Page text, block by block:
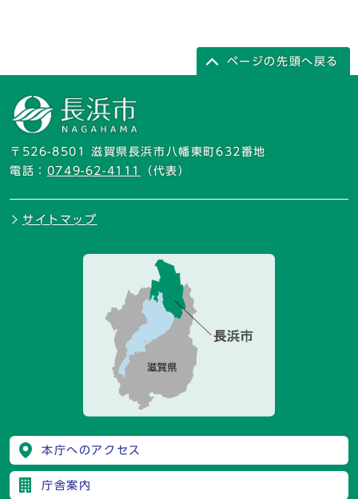
ページの先頭へ戻る
〒526-8501 滋賀県長浜市八幡東町632番地
電話： 0749-62-4111 （代表）
サイトマップ
本庁へのアクセス
庁舎案内